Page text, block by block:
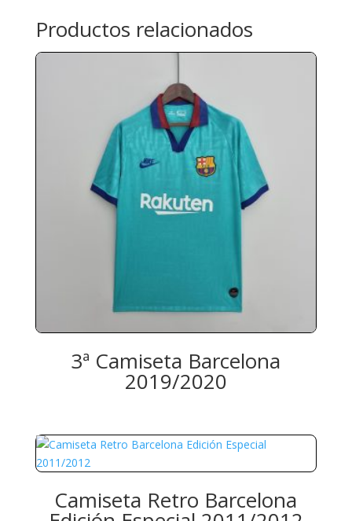
Productos relacionados
3ª Camiseta Barcelona
2019/2020
Camiseta Retro Barcelona